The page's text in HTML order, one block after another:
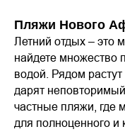
Пляжи Нового
Летний отдых –
найдете множество
водой. Рядом
дарят
частные пляжи, где
для полноценного и